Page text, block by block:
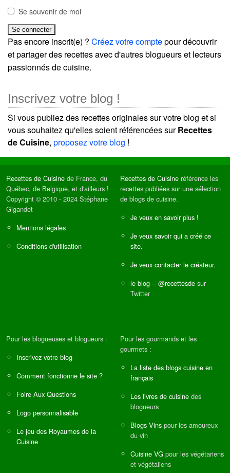
Se souvenir de moi
Pas encore inscrit(e) ? Créez votre comptepour découvrir
et partager des recettes avec d'autres blogueurs et lecteurs
passionnés de cuisine.
Inscrivez votre blog !
Si vous publiez des recettes originales sur votre blog et si
vous souhaitez qu'elles soient référencées surRecettes
de Cuisine, proposez votre blog !
Recettes de Cuisine de France, du
Québec, de Belgique, et d'ailleurs !
Copyright © 2010 - 2024 Stéphane
Gigandet
Mentions légales
Conditions d'utilisation
Recettes de Cuisine référence les
recettes publiées sur une sélection
de blogs de cuisine.
Je veux en savoir plus !
Je veux savoir qui a créé ce
site.
Je veux contacter le créateur.
le blog -- @recettesde sur
Twitter
Pour les blogueuses et blogueurs :
Inscrivez votre blog
Comment fonctionne le site ?
Foire Aux Questions
Logo personnalisable
Le jeu des Royaumes de la
Cuisine
Pour les gourmands et les
gourmets :
La liste des blogs cuisine en
français
Les livres de cuisine des
blogueurs
Blogs Vins pour les amoureux
du vin
Cuisine VG pour les végétariens
et végétaliens